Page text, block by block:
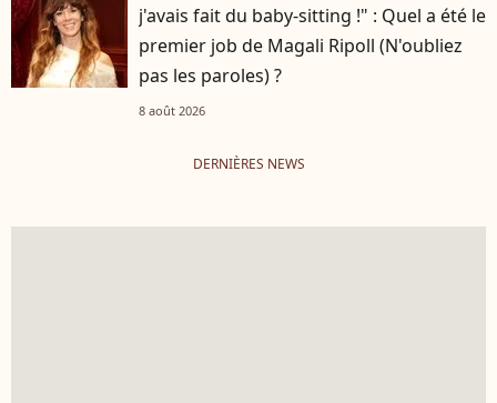
j'avais fait du baby-sitting !" : Quel a été le
premier job de Magali Ripoll (N'oubliez
pas les paroles) ?
8 août 2026
DERNIÈRES NEWS